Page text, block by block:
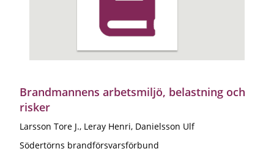
Brandmannens arbetsmiljö, belastning och
risker
Larsson Tore J., Leray Henri, Danielsson Ulf
Södertörns brandförsvarsförbund